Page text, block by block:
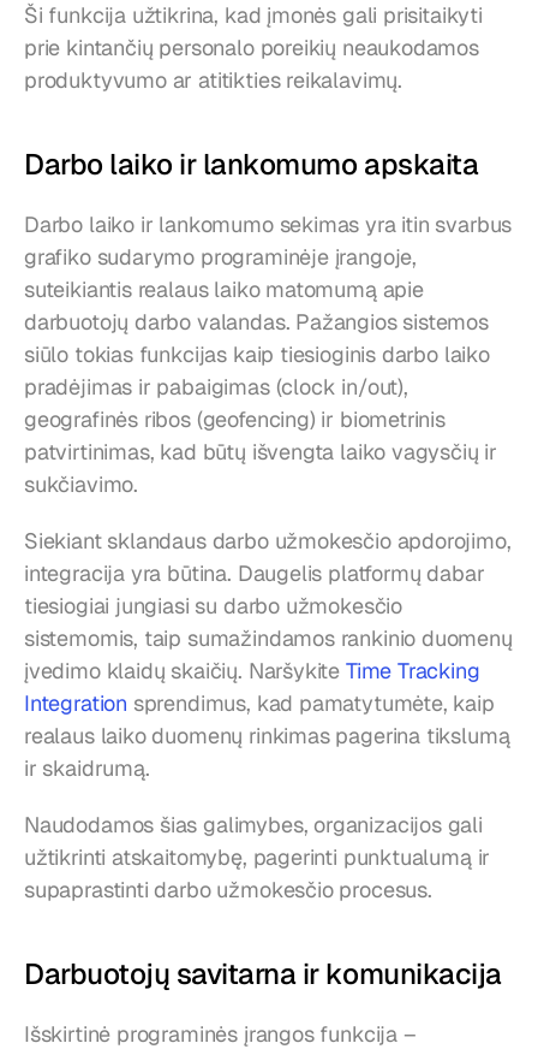
Ši funkcija užtikrina, kad įmonės gali prisitaikyti
prie kintančių personalo poreikių neaukodamos
produktyvumo ar atitikties reikalavimų.
Darbo laiko ir lankomumo apskaita
Darbo laiko ir lankomumo sekimas yra itin svarbus
grafiko sudarymo programinėje įrangoje,
suteikiantis realaus laiko matomumą apie
darbuotojų darbo valandas. Pažangios sistemos
siūlo tokias funkcijas kaip tiesioginis darbo laiko
pradėjimas ir pabaigimas (clock in/out),
geografinės ribos (geofencing) ir biometrinis
patvirtinimas, kad būtų išvengta laiko vagysčių ir
sukčiavimo.
Siekiant sklandaus darbo užmokesčio apdorojimo,
integracija yra būtina. Daugelis platformų dabar
tiesiogiai jungiasi su darbo užmokesčio
sistemomis, taip sumažindamos rankinio duomenų
įvedimo klaidų skaičių. Naršykite Time Tracking
Integration sprendimus, kad pamatytumėte, kaip
realaus laiko duomenų rinkimas pagerina tikslumą
ir skaidrumą.
Naudodamos šias galimybes, organizacijos gali
užtikrinti atskaitomybę, pagerinti punktualumą ir
supaprastinti darbo užmokesčio procesus.
Darbuotojų savitarna ir komunikacija
Išskirtinė programinės įrangos funkcija –